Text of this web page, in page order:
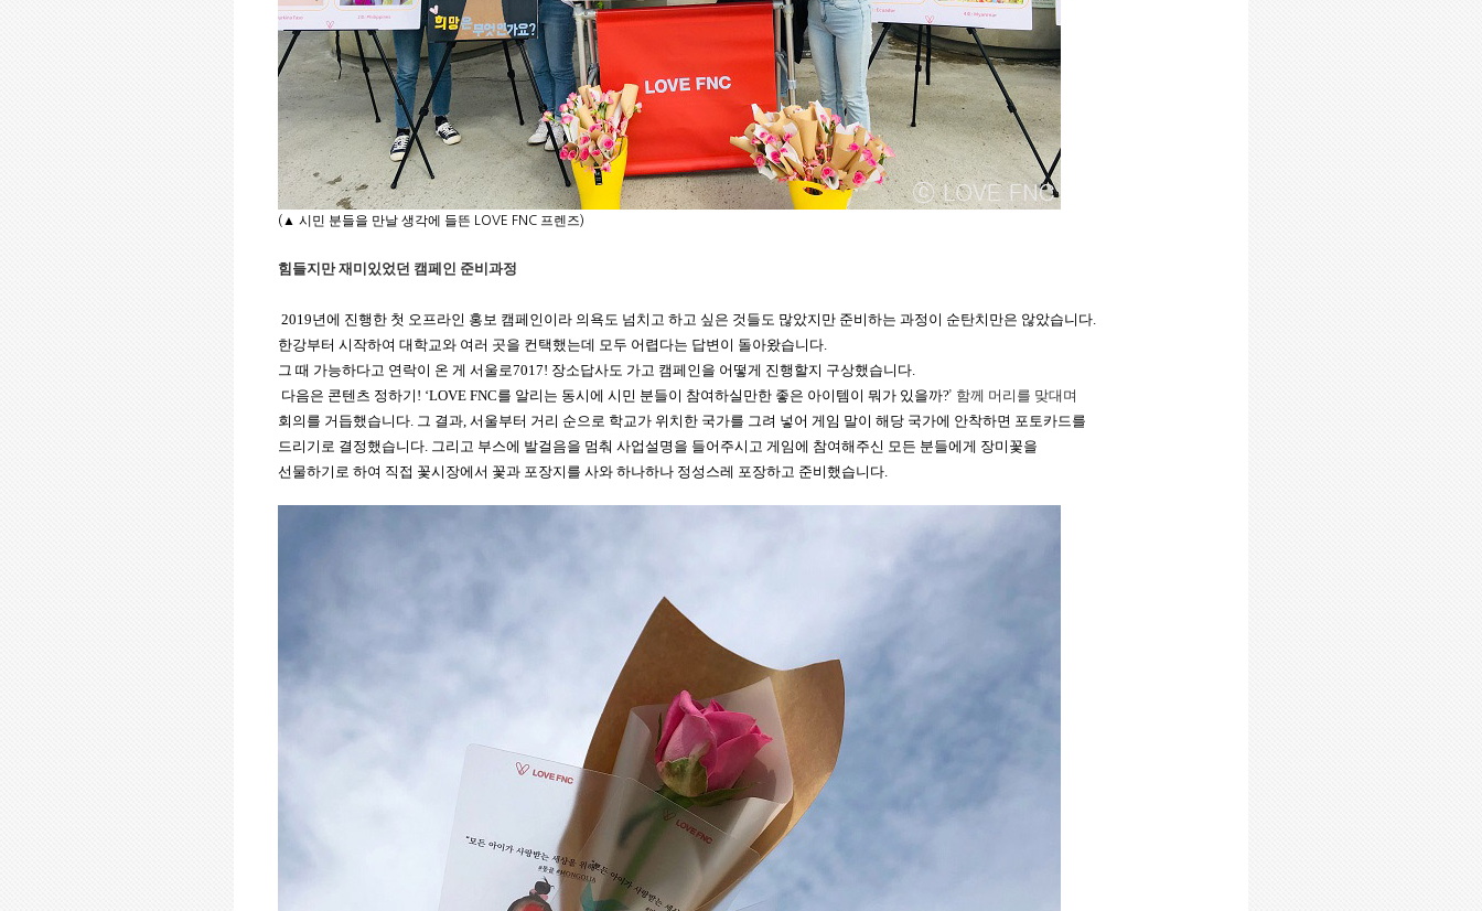
(▲ 시민 분들을 만날 생각에 들뜬 LOVE FNC 프렌즈)
힘들지만 재미있었던 캠페인 준비과정
2019년에 진행한 첫 오프라인 홍보 캠페인이라 의욕도 넘치고 하고 싶은 것들도 많았지만 준비하는 과정이 순탄치만은 않았습니다.
한강부터 시작하여 대학교와 여러 곳을 컨택했는데 모두 어렵다는 답변이 돌아왔습니다.
그 때 가능하다고 연락이 온 게 서울로7017! 장소답사도 가고 캠페인을 어떻게 진행할지 구상했습니다.
다음은 콘텐츠 정하기 ! ‘LOVE FNC를 알리는 동시에 시민 분들이 참여하실만한 좋은 아이템이 뭐가 있을까?’ 함께 머리를 맞대며
회의를 거듭했습니다. 그 결과, 서울부터 거리 순으로 학교가 위치한 국가를 그려 넣어 게임 말이 해당 국가에 안착하면 포토카드를
드리기로 결정했습니다. 그리고 부스에 발걸음을 멈춰 사업설명을 들어주시고 게임에 참여해주신 모든 분들에게 장미꽃을
선물하기로 하여 직접 꽃시장에서 꽃과 포장지를 사와 하나하나 정성스레 포장하고 준비했습니다.